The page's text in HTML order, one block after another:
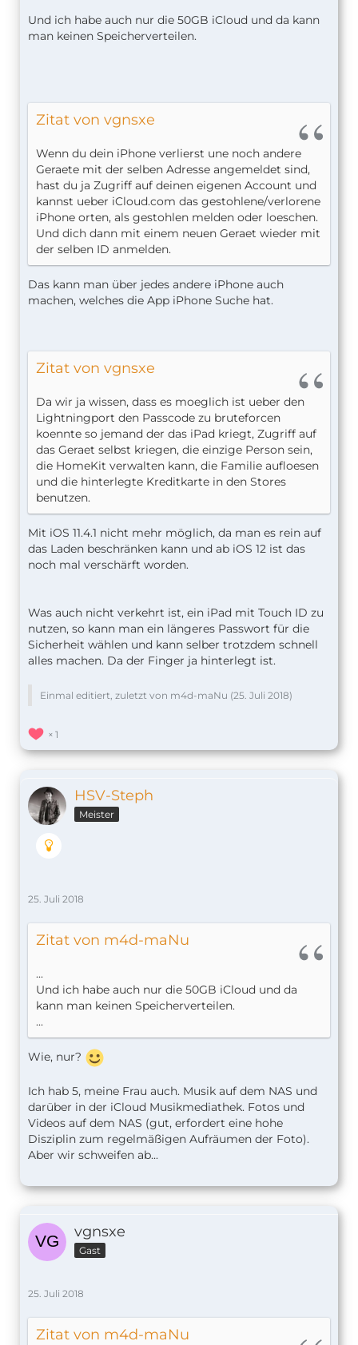
Und ich habe auch nur die 50GB iCloud und da kann
man keinen Speicherverteilen.
Zitat von vgnsxe
Wenn du dein iPhone verlierst une noch andere
Geraete mit der selben Adresse angemeldet sind,
hast du ja Zugriff auf deinen eigenen Account und
kannst ueber iCloud.com das gestohlene/verlorene
iPhone orten, als gestohlen melden oder loeschen.
Und dich dann mit einem neuen Geraet wieder mit
der selben ID anmelden.
Das kann man über jedes andere iPhone auch
machen, welches die App iPhone Suche hat.
Zitat von vgnsxe
Da wir ja wissen, dass es moeglich ist ueber den
Lightningport den Passcode zu bruteforcen
koennte so jemand der das iPad kriegt, Zugriff auf
das Geraet selbst kriegen, die einzige Person sein,
die HomeKit verwalten kann, die Familie aufloesen
und die hinterlegte Kreditkarte in den Stores
benutzen.
Mit iOS 11.4.1 nicht mehr möglich, da man es rein auf
das Laden beschränken kann und ab iOS 12 ist das
noch mal verschärft worden.
Was auch nicht verkehrt ist, ein iPad mit Touch ID zu
nutzen, so kann man ein längeres Passwort für die
Sicherheit wählen und kann selber trotzdem schnell
alles machen. Da der Finger ja hinterlegt ist.
Einmal editiert, zuletzt von m4d-maNu (25. Juli 2018)
1
HSV-Steph
Meister
25. Juli 2018
Zitat von m4d-maNu
...
Und ich habe auch nur die 50GB iCloud und da
kann man keinen Speicherverteilen.
...
Wie, nur?
Ich hab 5, meine Frau auch. Musik auf dem NAS und
darüber in der iCloud Musikmediathek. Fotos und
Videos auf dem NAS (gut, erfordert eine hohe
Disziplin zum regelmäßigen Aufräumen der Foto).
Aber wir schweifen ab...
vgnsxe
Gast
25. Juli 2018
Zitat von m4d-maNu